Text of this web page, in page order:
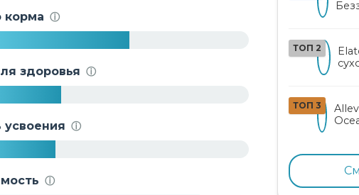
корма ⓘ
здоровья ⓘ
усвоения ⓘ
ⓘ
ТОП 2
ТОП 3
вера